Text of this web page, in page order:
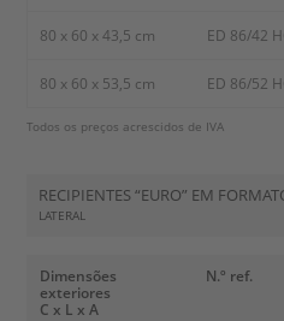
80 x 60 x 43,5 cm ED 86/42
80 x 60 x 53,5 cm ED 86/52
Todos os preços acrescidos de IVA
RECIPIENTES “EURO” EM
LATERAL
Dimensões
exteriores
C x L x A
N.º ref.